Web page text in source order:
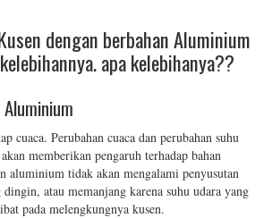
dengan berbahan Aluminium
apa kelebihanya??
cuaca. Perubahan cuaca dan perubahan suhu
memberikan pengaruh terhadap bahan
aluminium tidak akan mengalami penyusutan
dingin, atau memanjang karena suhu udara yang
pada melengkungnya kusen.